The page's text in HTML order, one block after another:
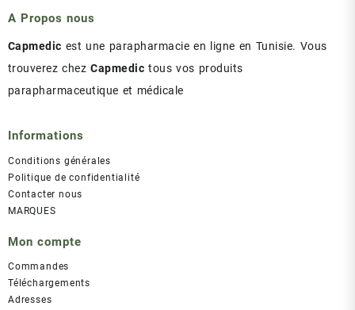
A Propos nous
Capmedic est une parapharmacie en ligne en Tunisie. Vous
trouverez chezCapmedic tous vos produits
parapharmaceutique et médicale
Informations
Conditions générales
Politique de confidentialité
Contacter nous
MARQUES
Mon compte
Commandes
Téléchargements
Adresses